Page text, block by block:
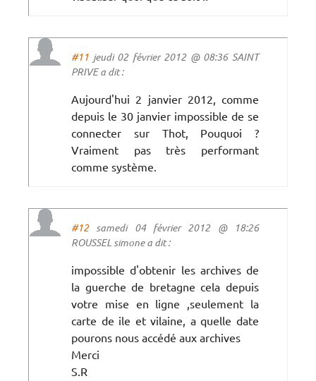
#11 jeudi 02 février 2012 @ 08:36 SAINT
PRIVE a dit :
Aujourd'hui 2 janvier 2012, comme
depuis le 30 janvier impossible de se
connecter sur Thot, Pouquoi ?
Vraiment pas très performant
comme système.
#12samedi 04 février 2012 @ 18:26
ROUSSEL simone a dit :
impossible d'obtenir les archives de
la guerche de bretagne cela depuis
votre mise en ligne ,seulement la
carte de ile et vilaine, a quelle date
pourons nous accédé aux archives
Merci
S.R